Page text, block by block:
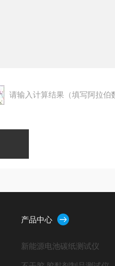
请输入计算结果（填写阿拉伯
产品中心
新能源电池碳纸测试仪